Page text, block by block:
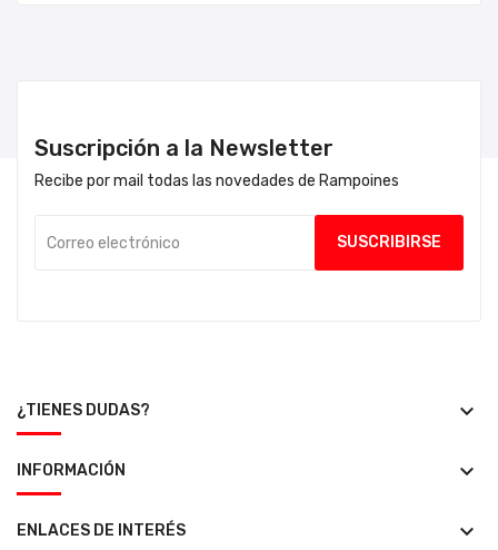
Suscripción a la Newsletter
Recibe por mail todas las novedades de Rampoines
¿TIENES DUDAS? keyboard_arrow_down
INFORMACIÓN keyboard_arrow_down
ENLACES DE INTERÉS keyboard_arrow_down